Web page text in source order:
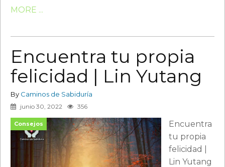
MORE ...
Encuentra tu propia
felicidad | Lin Yutang
By Caminos de Sabiduría
junio 30, 2022 356
Consejos
Encuentra
tu propia
felicidad |
Lin Yutang